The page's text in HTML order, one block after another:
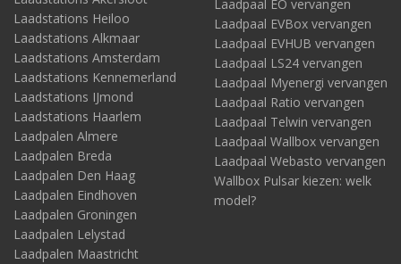
Laadstations Heiloo
Laadstations Alkmaar
Laadstations Amsterdam
Laadstations Kennemerland
Laadstations IJmond
Laadstations Haarlem
Laadpalen Almere
Laadpalen Breda
Laadpalen Den Haag
Laadpalen Eindhoven
Laadpalen Groningen
Laadpalen Lelystad
Laadpalen Maastricht
Laadpaal EO vervangen
Laadpaal EVBox vervangen
Laadpaal EVHUB vervangen
Laadpaal LS24 vervangen
Laadpaal Myenergi vervangen
Laadpaal Ratio vervangen
Laadpaal Telwin vervangen
Laadpaal Wallbox vervangen
Laadpaal Webasto vervangen
Wallbox Pulsar kiezen: welk
model?